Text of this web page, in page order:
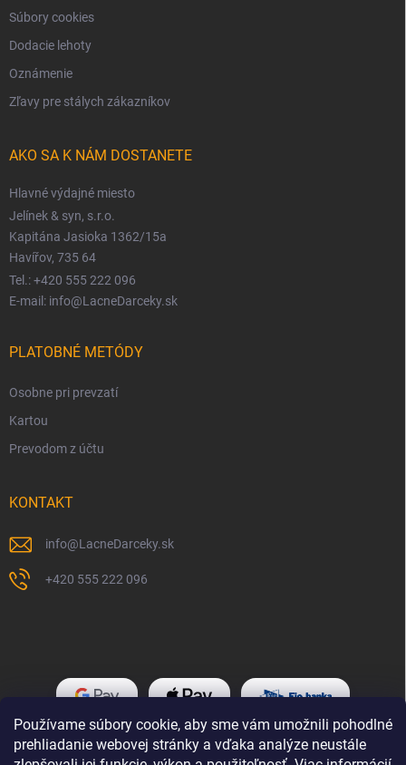
Používame súbory cookie, aby sme vám umožnili pohodlné
prehliadanie webovej stránky a vďaka analýze neustále
Súbory cookies
Dodacie lehoty
Oznámenie
Zľavy pre stálych zákazníkov
AKO SA K NÁM DOSTANETE
Hlavné výdajné miesto
Jelínek & syn, s.r.o.
Kapitána Jasioka 1362/15a
Havířov, 735 64
Tel.: +420 555 222 096
E-mail: info@LacneDarceky.sk
PLATOBNÉ METÓDY
Osobne pri prevzatí
Kartou
Prevodom z účtu
KONTAKT
info@LacneDarceky.sk
+420 555 222 096